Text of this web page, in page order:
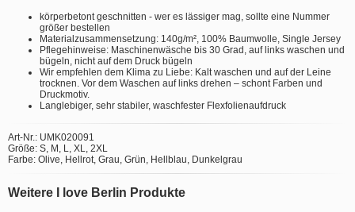
körperbetont geschnitten - wer es lässiger mag, sollte eine Nummer
größer bestellen
Materialzusammensetzung: 140g/m², 100% Baumwolle, Single Jersey
Pflegehinweise: Maschinenwäsche bis 30 Grad, auf links waschen und
bügeln, nicht auf dem Druck bügeln
Wir empfehlen dem Klima zu Liebe: Kalt waschen und auf der Leine
trocknen. Vor dem Waschen auf links drehen – schont Farben und
Druckmotiv.
Langlebiger, sehr stabiler, waschfester Flexfolienaufdruck
Art-Nr.: UMK020091
Größe: S, M, L, XL, 2XL
Farbe: Olive, Hellrot, Grau, Grün, Hellblau, Dunkelgrau
Weitere I love Berlin Produkte